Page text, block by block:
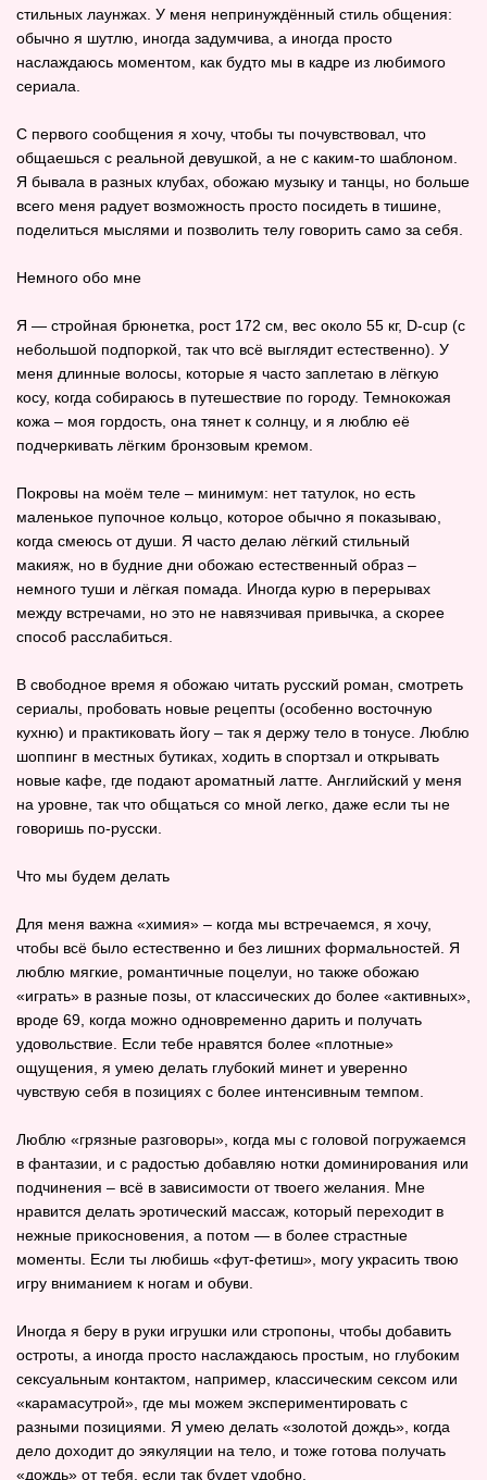
стильных лаунжах. У меня непринуждённый стиль общения:
обычно я шутлю, иногда задумчива, а иногда просто
наслаждаюсь моментом, как будто мы в кадре из любимого
сериала.
С первого сообщения я хочу, чтобы ты почувствовал, что
общаешься с реальной девушкой, а не с каким‑то шаблоном.
Я бывала в разных клубах, обожаю музыку и танцы, но больше
всего меня радует возможность просто посидеть в тишине,
поделиться мыслями и позволить телу говорить само за себя.
Немного обо мне
Я — стройная брюнетка, рост 172 см, вес около 55 кг, D‑cup (с
небольшой подпоркой, так что всё выглядит естественно). У
меня длинные волосы, которые я часто заплетаю в лёгкую
косу, когда собираюсь в путешествие по городу. Темнокожая
кожа – моя гордость, она тянет к солнцу, и я люблю её
подчеркивать лёгким бронзовым кремом.
Покровы на моём теле – минимум: нет татулок, но есть
маленькое пупочное кольцо, которое обычно я показываю,
когда смеюсь от души. Я часто делаю лёгкий стильный
макияж, но в будние дни обожаю естественный образ –
немного туши и лёгкая помада. Иногда курю в перерывах
между встречами, но это не навязчивая привычка, а скорее
способ расслабиться.
В свободное время я обожаю читать русский роман, смотреть
сериалы, пробовать новые рецепты (особенно восточную
кухню) и практиковать йогу – так я держу тело в тонусе. Люблю
шоппинг в местных бутиках, ходить в спортзал и открывать
новые кафе, где подают ароматный латте. Английский у меня
на уровне, так что общаться со мной легко, даже если ты не
говоришь по‑русски.
Что мы будем делать
Для меня важна «химия» – когда мы встречаемся, я хочу,
чтобы всё было естественно и без лишних формальностей. Я
люблю мягкие, романтичные поцелуи, но также обожаю
«играть» в разные позы, от классических до более «активных»,
вроде 69, когда можно одновременно дарить и получать
удовольствие. Если тебе нравятся более «плотные»
ощущения, я умею делать глубокий минет и уверенно
чувствую себя в позициях с более интенсивным темпом.
Люблю «грязные разговоры», когда мы с головой погружаемся
в фантазии, и с радостью добавляю нотки доминирования или
подчинения – всё в зависимости от твоего желания. Мне
нравится делать эротический массаж, который переходит в
нежные прикосновения, а потом — в более страстные
моменты. Если ты любишь «фут‑фетиш», могу украсить твою
игру вниманием к ногам и обуви.
Иногда я беру в руки игрушки или стропоны, чтобы добавить
остроты, а иногда просто наслаждаюсь простым, но глубоким
сексуальным контактом, например, классическим сексом или
«карамасутрой», где мы можем экспериментировать с
разными позициями. Я умею делать «золотой дождь», когда
дело доходит до эякуляции на тело, и тоже готова получать
«дождь» от тебя, если так будет удобно.